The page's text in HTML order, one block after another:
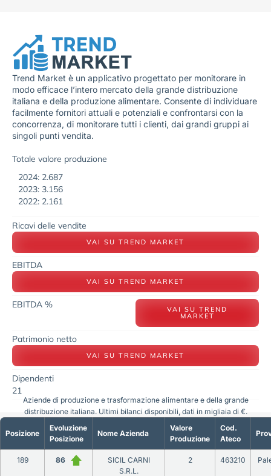
Trend Market è un applicativo progettato per monitorare in
modo efficace l’intero mercato della grande distribuzione
italiana e della produzione alimentare. Consente di individuare
facilmente fornitori attuali e potenziali e confrontarsi con la
concorrenza, di monitorare tutti i clienti, dai grandi gruppi ai
singoli punti vendita.
Totale valore produzione
2024: 2.687
2023: 3.156
2022: 2.161
Ricavi delle vendite
VAI SU TREND MARKET
EBITDA
VAI SU TREND MARKET
EBITDA % VAI SU TREND
MARKET
Patrimonio netto
VAI SU TREND MARKET
Dipendenti
21
Posizione
Evoluzione
Posizione
Nome Azienda
Valore
Produzione
Cod.
Ateco
189 86
SICIL CARNI
S.R.L.
2 463210
Aziende di produzione e trasformazione alimentare e della grande
distribuzione italiana. Ultimi bilanci disponibili, dati in migliaia di €.